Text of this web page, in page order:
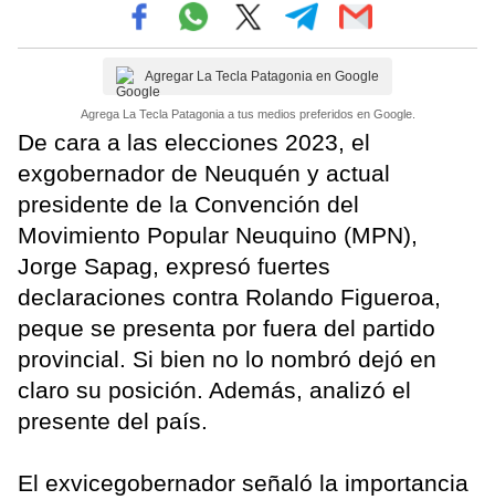
Agregar La Tecla Patagonia en Google
Agrega La Tecla Patagonia a tus medios preferidos en Google.
De cara a las elecciones 2023, el
exgobernador de Neuquén y actual
presidente de la Convención del
Movimiento Popular Neuquino (MPN),
Jorge Sapag, expresó fuertes
declaraciones contra Rolando Figueroa,
peque se presenta por fuera del partido
provincial. Si bien no lo nombró dejó en
claro su posición. Además, analizó el
presente del país.
El exvicegobernador señaló la importancia